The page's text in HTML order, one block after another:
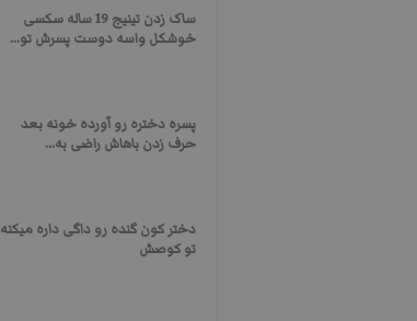
ساک زدن تینیج 19 ساله سکسی
خوشکل واسه دوست پسرش تو...
پسره دختره رو آورده خونه بعد
حرف زدن باهاش راضی به...
دختر کون گنده رو داگی داره میکنه
تو کوصش